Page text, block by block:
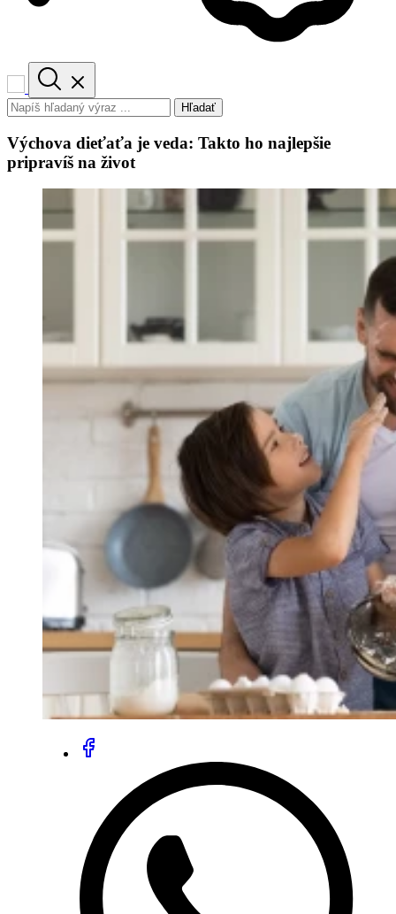
Hľadať
Výchova dieťaťa je veda: Takto ho najlepšie
pripravíš na život